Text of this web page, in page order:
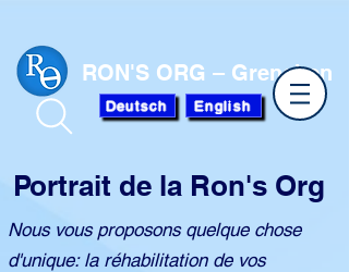
RON'S ORG – Grenchen
Deutsch English
Portrait de la Ron's Org
Nous vous proposons quelque chose
d'unique: la réhabilitation de vos